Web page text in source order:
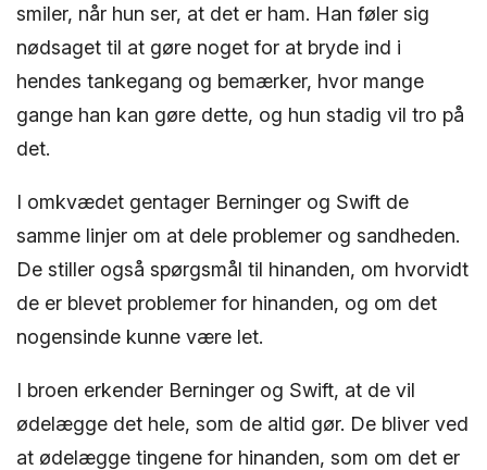
smiler, når hun ser, at det er ham. Han føler sig
nødsaget til at gøre noget for at bryde ind i
hendes tankegang og bemærker, hvor mange
gange han kan gøre dette, og hun stadig vil tro på
det.
I omkvædet gentager Berninger og Swift de
samme linjer om at dele problemer og sandheden.
De stiller også spørgsmål til hinanden, om hvorvidt
de er blevet problemer for hinanden, og om det
nogensinde kunne være let.
I broen erkender Berninger og Swift, at de vil
ødelægge det hele, som de altid gør. De bliver ved
at ødelægge tingene for hinanden, som om det er